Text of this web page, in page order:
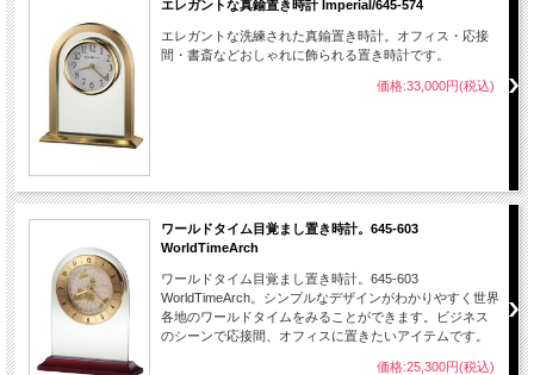
エレガントな真鍮置き時計 Imperial/645-574
エレガントな洗練された真鍮置き時計。オフィス・応接
間・書斎などおしゃれに飾られる置き時計です。
価格:33,000円(税込)
ワールドタイム目覚まし置き時計。645-603
WorldTimeArch
ワールドタイム目覚まし置き時計。645-603
WorldTimeArch。シンプルなデザインがわかりやすく世界
各地のワールドタイムをみることができます。ビジネス
のシーンで応接間、オフィスに置きたいアイテムです。
価格:25,300円(税込)